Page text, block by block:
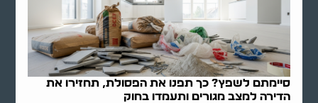
סיימתם לשפץ? כך תפנו את הפסולת, תחזירו את
הדירה למצב מגורים ותעמדו בחוק